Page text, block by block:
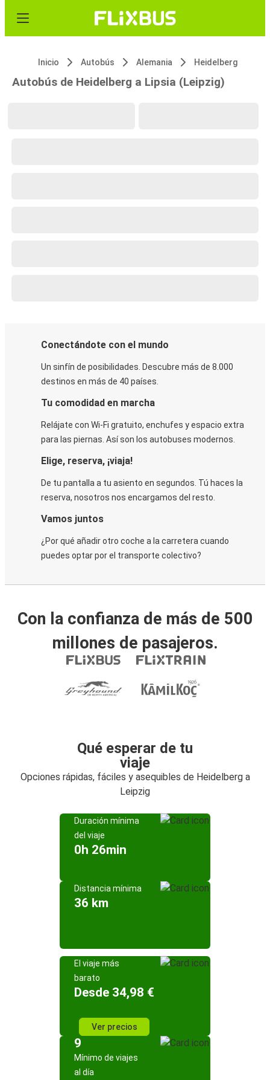
Inicio Autobús Alemania Heidelberg
Autobús de Heidelberg a Lipsia (Leipzig)
Conectándote con el mundo
Un sinfín de posibilidades. Descubre más de 8.000
destinos en más de 40 países.
Tu comodidad en marcha
Relájate con Wi-Fi gratuito, enchufes y espacio extra
para las piernas. Así son los autobuses modernos.
Elige, reserva, ¡viaja!
De tu pantalla a tu asiento en segundos. Tú haces la
reserva, nosotros nos encargamos del resto.
Vamos juntos
¿Por qué añadir otro coche a la carretera cuando
puedes optar por el transporte colectivo?
Con la confianza de más de 500
millones de pasajeros.
Qué esperar de tu
viaje
Opciones rápidas, fáciles y asequibles de Heidelberg a
Leipzig
Duración mínima
del viaje
0h 26min
Distancia mínima
36 km
El viaje más
barato
Desde 34,98 €
Ver precios
9
Mínimo de viajes
al día